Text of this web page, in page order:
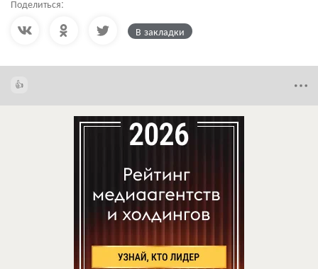
Поделиться:
В закладки